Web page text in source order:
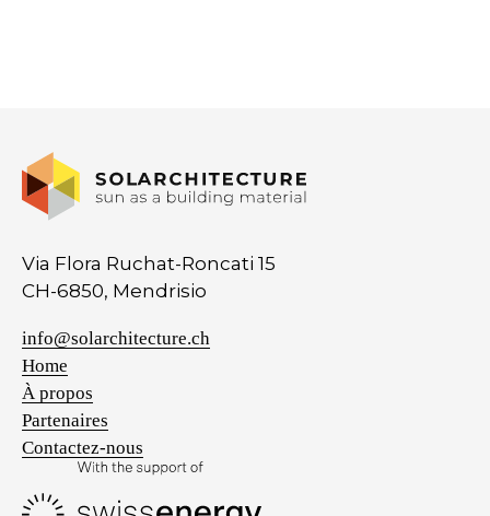
Via Flora Ruchat-Roncati 15
CH-6850, Mendrisio
info@solarchitecture.ch
Home
À propos
Partenaires
Contactez-nous